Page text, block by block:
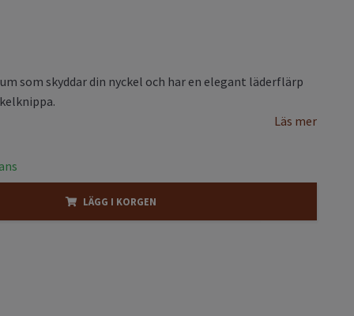
som skyddar din nyckel och har en elegant läderflärp
Läs mer
LÄGG I KORGEN